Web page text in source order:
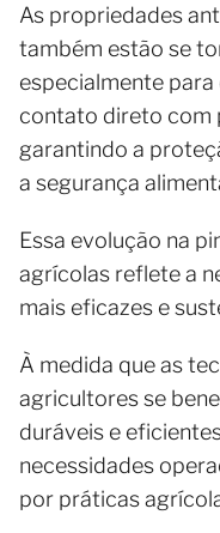
As propriedades
também estão se
especialmente
contato direto com
garantindo a
a segurança
Essa evolução na
agrícolas reflete a
mais eficazes e
À medida que as
agricultores se
duráveis e
necessidades
por práticas